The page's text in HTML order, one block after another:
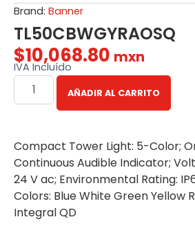
Brand: Banner
TL50CBWGYRAOSQ
$10,068.80 mxn
IVA Incluído
AÑADIR AL CARRITO
Compact Tower Light: 5-Color;
Continuous Audible Indicator;
24 V ac; Environmental Rating:
Colors: Blue White Green Yellow
Integral QD